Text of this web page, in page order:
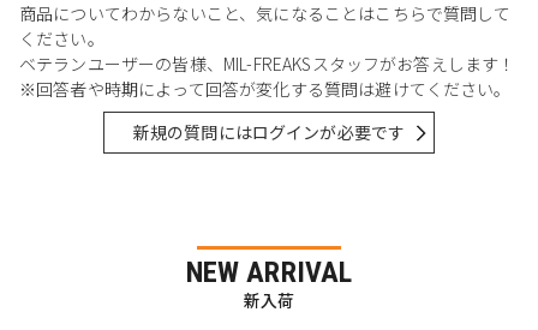
商品についてわからないこと、気になることはこちらで質問して
ください。
ベテランユーザーの皆様、MIL-FREAKSスタッフがお答えします！
※回答者や時期によって回答が変化する質問は避けてください。
新規の質問にはログインが必要です
NEW ARRIVAL
新入荷